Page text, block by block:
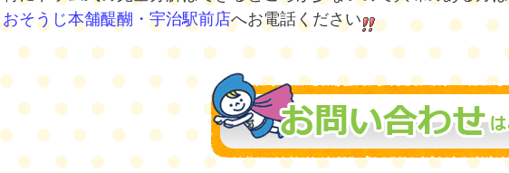
おそうじ本舗醍醐・宇治駅前店へお電話ください